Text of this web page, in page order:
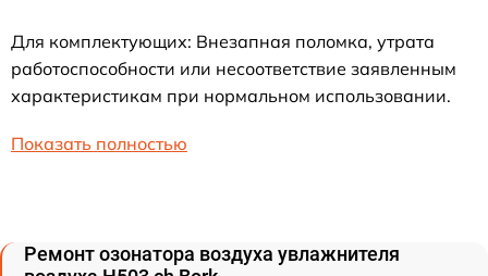
Для комплектующих: Внезапная поломка, утрата
работоспособности или несоответствие заявленным
характеристикам при нормальном использовании.
Показать полностью
Ремонт озонатора воздуха увлажнителя